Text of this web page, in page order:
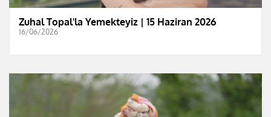
Zuhal Topal'la Yemekteyiz | 15 Haziran 2026
16/06/2026